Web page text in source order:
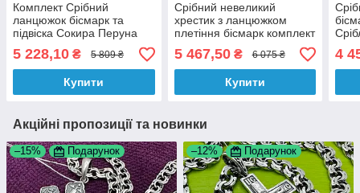
Комплект Срібний
ланцюжок бісмарк та
підвіска Сокира Перуна
кулон на шию срібло 925
проби чорнене
5 228,10 ₴ 5 809 ₴
Купити
Срібний невеликий
хрестик з ланцюжком
плетіння бісмарк комплект
ланцюг і хрест срібло 925
проба
5 467,50₴ 6 075 ₴
Купити
4
Акційні пропозиції та новинки
–15% Подарунок –12% Подарунок